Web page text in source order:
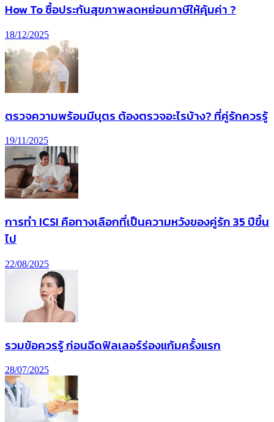
How To ซื้อประกันสุขภาพลดหย่อนภาษีให้คุ้มค่า ?
18/12/2025
ตรวจความพร้อมมีบุตร ต้องตรวจอะไรบ้าง? ที่คู่รักควรรู้
19/11/2025
การทํา ICSI คือทางเลือกที่เป็นความหวังของคู่รัก 35 ปีขึ้น
ไป
22/08/2025
รวมข้อควรรู้ ก่อนฉีดฟิลเลอร์ร่องแก้มครั้งแรก
28/07/2025